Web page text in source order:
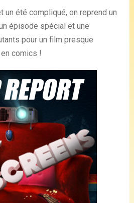
un été compliqué, on reprend un
épisode spécial et une
pour un film presque
comics !